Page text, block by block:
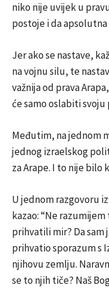
niko nije uvijek u
postoje i da
Jer ako se nastave,
na vojnu silu, te
važnija od prava
će samo oslabiti
Međutim, na jednom
jednog izraelskog
za Arape. I to nije bilo
U jednom razgovoru
kazao: “Ne
prihvatili mir? Da sam
prihvatio sporazum s
njihovu zemlju.
se to njih tiče? Naš